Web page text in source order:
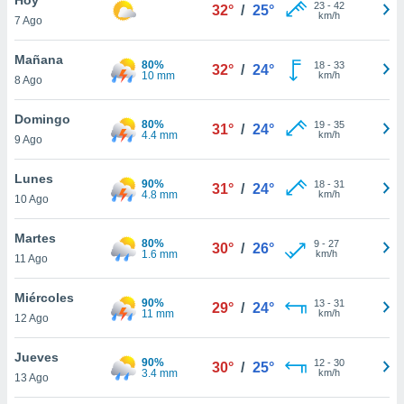
y
en
más
de
7 Ago
32° / 25° 23- 42
km/h
Mañana
8 Ago
80%
10 mm
32° / 24° 18- 33
km/h
Domingo
9 Ago
80%
4.4 mm
31° / 24° 19- 35
km/h
Lunes
10 Ago
90%
4.8 mm
31° / 24° 18- 31
km/h
Martes
11 Ago
80%
1.6 mm
30° / 26° 9- 27
km/h
Miércoles
12 Ago
90%
11 mm
29° / 24° 13- 31
km/h
Jueves
13 Ago
90%
3.4 mm
30° / 25° 12- 30
km/h